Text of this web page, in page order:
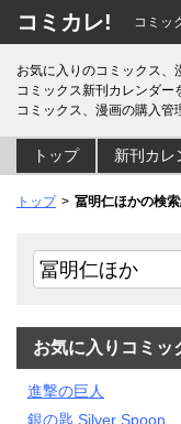
コミカレ! コミッ
お気に入りのコミックス、
コミックス新刊カレンダー
コミックス、漫画の購入管
トップ 新刊カレ
トップ 冨明仁ほかの検
お気に入りコミッ
進撃の巨人
銀の匙 Silver Spoon